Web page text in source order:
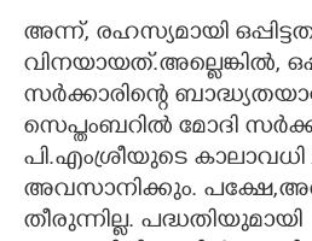
അന്ന്, രഹസ്യമായി
വിനയായത്.അല്ലെങ്കിൽ,
സർക്കാരിന്റെ
സെപ്തംബറിൽ മോദി
പി.എംശ്രീയുടെ കാലാവധി
അവസാനിക്കും.
തീരുന്നില്ല. പദ്ധതിയുമായി